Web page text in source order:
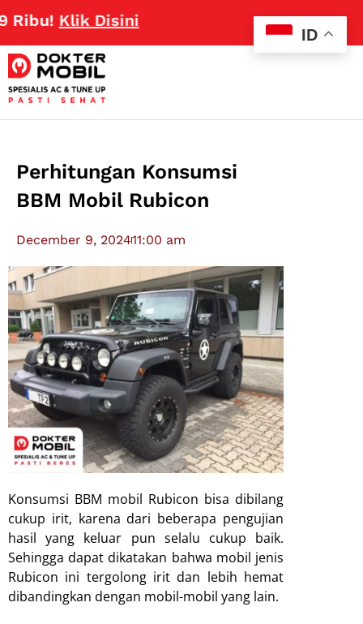
Disini
Perhitungan Konsumsi
BBM Mobil Rubicon
December 9, 202411:00 am
Konsumsi BBM mobil Rubicon bisa dibilang
cukup irit, karena dari beberapa pengujian
hasil yang keluar pun selalu cukup baik.
Sehingga dapat dikatakan bahwa mobil jenis
Rubicon ini tergolong irit dan lebih hemat
dibandingkan dengan mobil-mobil yang lain.
ID